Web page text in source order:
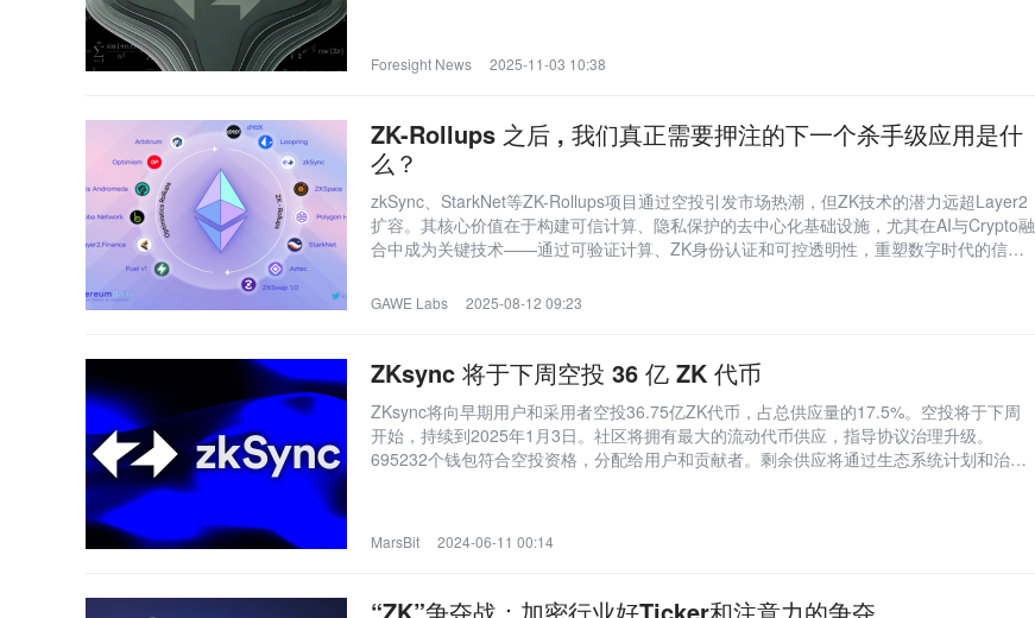
Foresight News 2025-11-03 10:38
ZK-Rollups 之后 , 我们真正需要押注的下一个杀手级应用是什
么？
zkSync、StarkNet等ZK-Rollups项目通过空投引发市场热潮，但ZK技术的潜力远超Layer2
扩容。其核心价值在于构建可信计算、隐私保护的去中心化基础设施，尤其在AI与Crypto融
合中成为关键技术——通过可验证计算、ZK身份认证和可控透明性，重塑数字时代的信任
基石。
GAWE Labs 2025-08-12 09:23
ZKsync 将于下周空投 36 亿 ZK 代币
ZKsync将向早期用户和采用者空投36.75亿ZK代币，占总供应量的17.5%。空投将于下周
开始，持续到2025年1月3日。社区将拥有最大的流动代币供应，指导协议治理升级。
695232个钱包符合空投资格，分配给用户和贡献者。剩余供应将通过生态系统计划和治理
MarsBit 2024-06-11 00:14